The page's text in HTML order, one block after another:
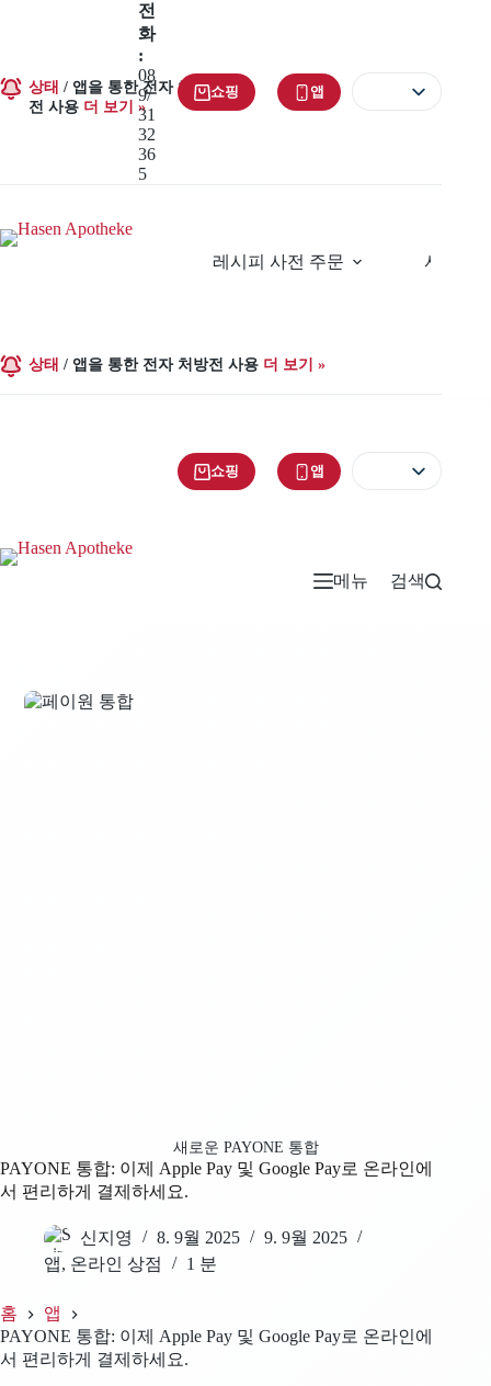
로
건
상태 / 앱을 통한 전자 처방
전 사용 더 보기 »
전
화
:
08
9/
31
32
36
5
쇼핑 앱
레시피 사전 주문 서비스
상태 / 앱을 통한 전자 처방전 사용 더 보기 »
쇼핑 앱
메뉴 검색
새로운 PAYONE 통합
PAYONE 통합: 이제 Apple Pay 및 Google Pay로 온라인에
서 편리하게 결제하세요.
신지영 8. 9월 2025
9. 9월 2025
앱, 온라인 상점 1 분
홈
앱
PAYONE 통합: 이제 Apple Pay 및 Google Pay로 온라인에
서 편리하게 결제하세요.